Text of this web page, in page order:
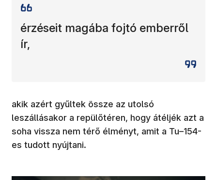
érzéseit magába fojtó emberről
ír,
akik azért gyűltek össze az utolsó
leszállásakor a repülőtéren, hogy átéljék azt a
soha vissza nem térő élményt, amit a Tu–154-
es tudott nyújtani.